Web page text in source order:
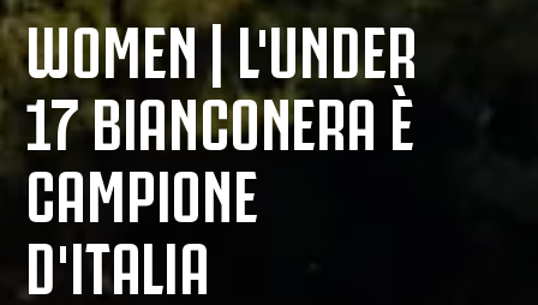
WOMEN | L'UNDER
17 BIANCONERA È
CAMPIONE
D'ITALIA